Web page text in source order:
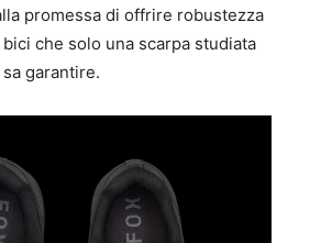
promessa di offrire robustezza
che solo una scarpa studiata
garantire.